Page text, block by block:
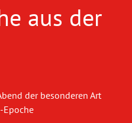
aus der
der besonderen Art
Epoche